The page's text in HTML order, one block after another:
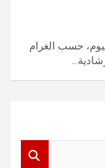
حسب الغرام